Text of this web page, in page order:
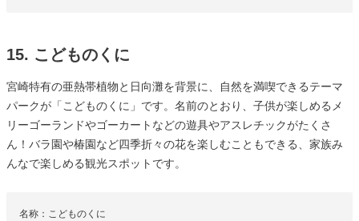
15. こどものくに
宮崎特有の亜熱帯植物と日向灘を背景に、自然を満喫できるテーマ
パークが「こどものくに」です。名前のとおり、子供が楽しめるメ
リーゴーランドやゴーカートなどの遊具やアスレチックがたくさ
ん！バラ園や椿園など四季折々の花を楽しむこともできる、家族み
んなで楽しめる観光スポットです。
名称：こどものくに